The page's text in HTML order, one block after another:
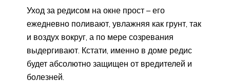
Уход за редисом на окне прост – его
ежедневно поливают, увлажняя как грунт, так
и воздух вокруг, а по мере созревания
выдергивают. Кстати, именно в доме редис
будет абсолютно защищен от вредителей и
болезней.